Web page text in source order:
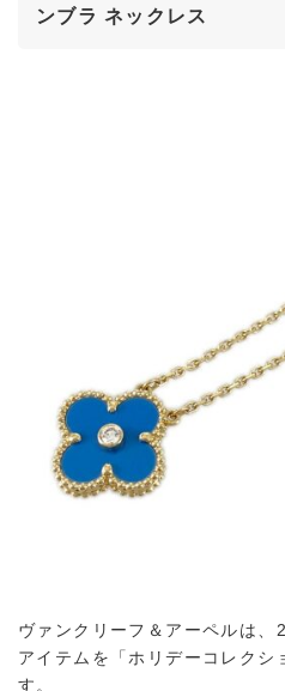
ンブラ ネックレス
ヴァンクリーフ＆アーペルは
アイテムを「ホリデーコレクシ
す。